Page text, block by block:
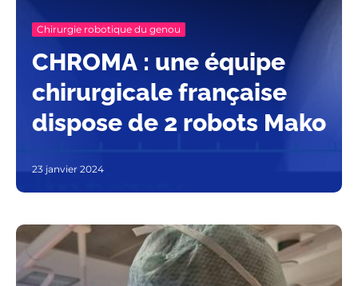
Chirurgie robotique du genou
CHROMA : une équipe
chirurgicale française
dispose de 2 robots Mako
23 janvier 2024